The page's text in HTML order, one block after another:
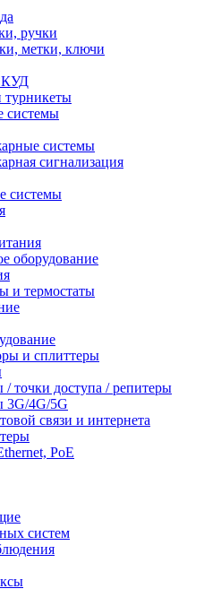
ручки
метки, ключи
системы
системы
сигнализация
системы
оборудование
и термостаты
и сплиттеры
/ точки доступа / репитеры
3G/4G/5G
связи и интернета
PoE
систем